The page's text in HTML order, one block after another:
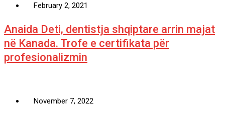
February 2, 2021
Anaida Deti, dentistja shqiptare arrin majat
në Kanada. Trofe e certifikata për
profesionalizmin
November 7, 2022